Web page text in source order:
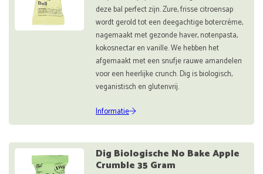
deze bal perfect zijn. Zure, frisse citroensap
wordt gerold tot een deegachtige botercrème,
nagemaakt met gezonde haver, notenpasta,
kokosnectar en vanille. We hebben het
afgemaakt met een snufje rauwe amandelen
voor een heerlijke crunch. Dig is biologisch,
veganistisch en glutenvrij.
Informatie
Dig Biologische No Bake Apple
Crumble 35 Gram